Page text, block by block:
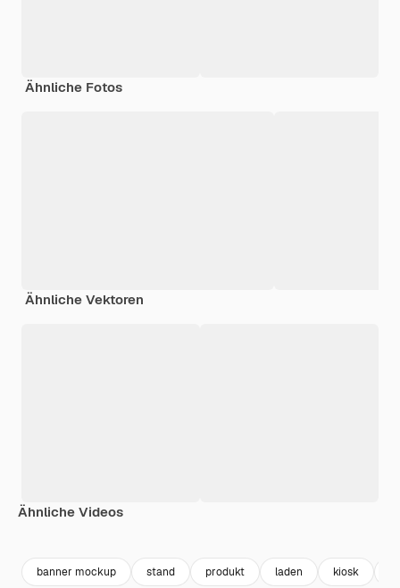
Ähnliche Fotos
Ähnliche Vektoren
Ähnliche Videos
banner mockup stand produkt laden kiosk